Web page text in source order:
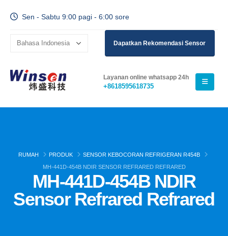
Sen - Sabtu 9:00 pagi - 6:00 sore
Dapatkan Rekomendasi Sensor
Layanan online whatsapp 24h
+8618595618735
RUMAH PRODUK
SENSOR KEBOCORAN REFRIGERAN R454B
MH-441D-454B NDIR SENSOR REFRARED REFRARED
MH-441D-454B NDIR
Sensor Refrared Refrared